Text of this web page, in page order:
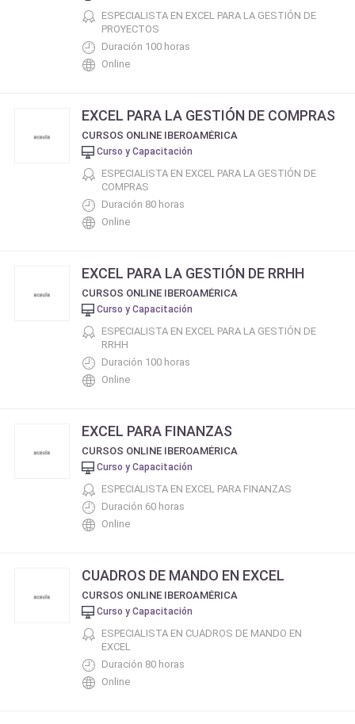
ESPECIALISTA EN EXCEL PARA LA GESTIÓN DE
PROYECTOS
Duración 100 horas
Online
EXCEL PARA LA GESTIÓN DE COMPRAS
CURSOS ONLINE IBEROAMÉRICA
Curso y Capacitación
ESPECIALISTA EN EXCEL PARA LA GESTIÓN DE
COMPRAS
Duración 80 horas
Online
EXCEL PARA LA GESTIÓN DE RRHH
CURSOS ONLINE IBEROAMÉRICA
Curso y Capacitación
ESPECIALISTA EN EXCEL PARA LA GESTIÓN DE
RRHH
Duración 100 horas
Online
EXCEL PARA FINANZAS
CURSOS ONLINE IBEROAMÉRICA
Curso y Capacitación
ESPECIALISTA EN EXCEL PARA FINANZAS
Duración 60 horas
Online
CUADROS DE MANDO EN EXCEL
CURSOS ONLINE IBEROAMÉRICA
Curso y Capacitación
ESPECIALISTA EN CUADROS DE MANDO EN
EXCEL
Duración 80 horas
Online